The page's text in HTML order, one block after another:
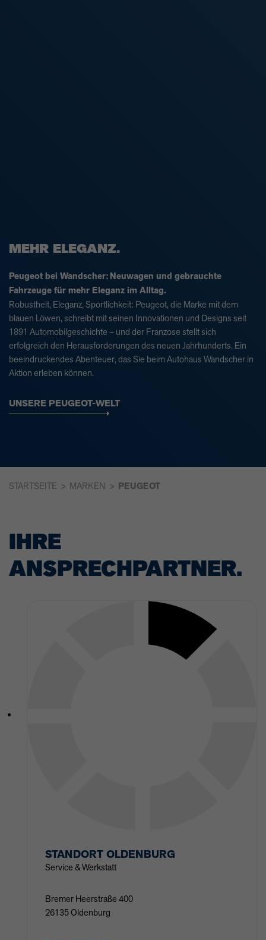
MEHR ELEGANZ.
Peugeot bei Wandscher: Neuwagen und gebrauchte
Fahrzeuge für mehr Eleganz im Alltag.
Robustheit, Eleganz, Sportlichkeit: Peugeot, die Marke mit dem
blauen Löwen, schreibt mit seinen Innovationen und Designs seit
1891 Automobilgeschichte – und der Franzose stellt sich
erfolgreich den Herausforderungen des neuen Jahrhunderts. Ein
beeindruckendes Abenteuer, das Sie beim Autohaus Wandscher in
Aktion erleben können.
UNSERE PEUGEOT-WELT
STARTSEITE MARKEN PEUGEOT
IHRE
ANSPRECHPARTNER.
STANDORTOLDENBURG
Service & Werkstatt
Bremer Heerstraße 400
26135Oldenburg